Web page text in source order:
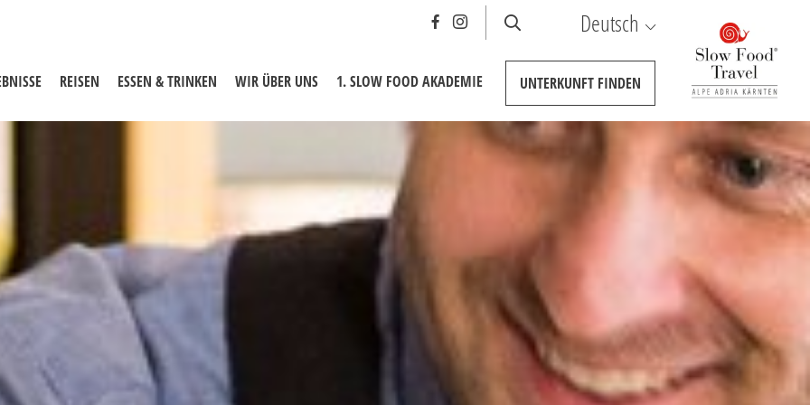
Deutsch
REISEN ESSEN & TRINKEN WIR ÜBER UNS 1. SLOW FOOD AKADEMIE UNTERKUNFT FINDEN